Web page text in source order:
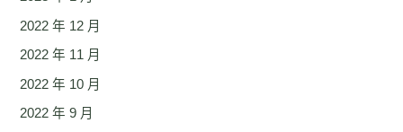
2022 年 12 月
2022 年 11 月
2022 年 10 月
2022 年 9 月